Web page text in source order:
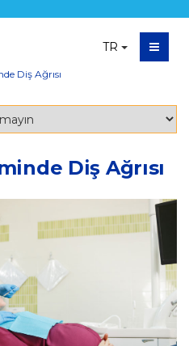
TR
Diş Ağrısı
Diş Ağrısı